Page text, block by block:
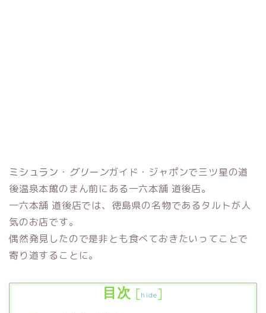
ミシュラン ・ グリーンガイド・ジャポンで三ツ星の道
後温泉本館のまん前にある一六本舗 道後店。
一六本舗 道後店では、徳島県の名物であるタルトが人
気のお店です。
偶然発見したので是非とも食べておきたいってことで
寄り道することに。
目次 [hide]